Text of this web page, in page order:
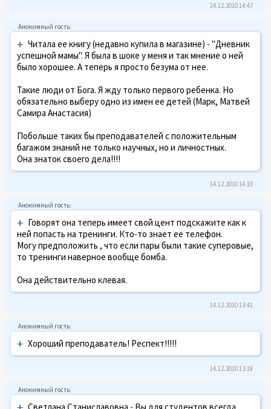
14.12.2010 14:47
+ Читала ее книгу (недавно купила в магазине) - "Дневник
успешной мамы". Я была в шоке у меня и так мнение о ней
было хорошее. А теперь я просто безума от нее.
Такие люди от Бога. Я жду только первого ребенка. Но
обязательно выберу одно из имен ее детей (Марк, Матвей
Самира Анастасия)
Побольше таких бы преподавателей с положительным
багажом знаний не только научных, но и личностных.
Она знаток своего дела!!!!
14.12.2010 14:10
+ Говорят она теперь имеет свой цент подскажите как к
ней попасть на тренинги. Кто-то знает ее телефон.
Могу предположить , что если пары были такие суперовые,
то тренинги наверное вообще бомба.
Она действительно клевая.
14.12.2010 13:41
+ Хороший преподаватель! Респект!!!!!
14.12.2010 13:18